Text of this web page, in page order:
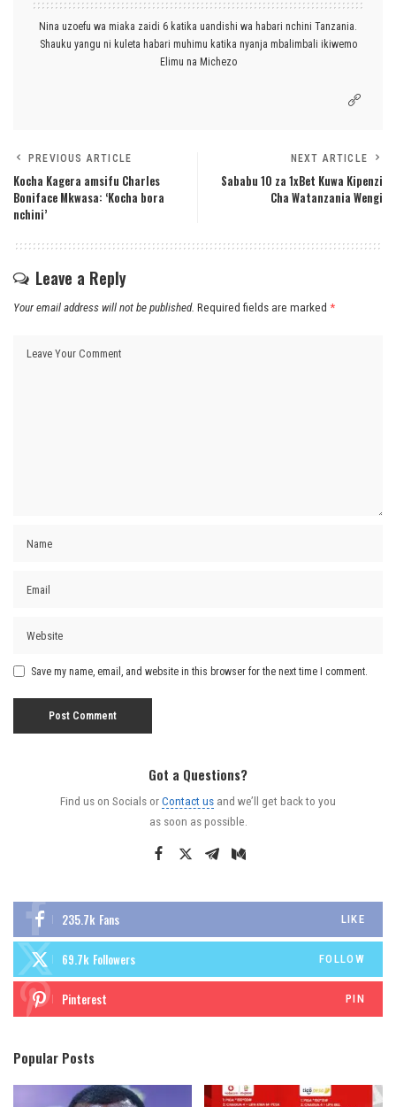
Nina uzoefu wa miaka zaidi 6 katika uandishi wa habari nchini Tanzania.
Shauku yangu ni kuleta habari muhimu katika nyanja mbalimbali ikiwemo
Elimu na Michezo
PREVIOUS ARTICLE
Kocha Kagera amsifu Charles
Boniface Mkwasa: ‘Kocha bora
nchini’
NEXT ARTICLE
Sababu 10 za 1xBet Kuwa Kipenzi
Cha Watanzania Wengi
Leave a Reply
Your email address will not be published. Required fields are marked *
Save my name, email, and website in this browser for the next time I comment.
Got a Questions?
Find us on Socials orContact us and we’ll get back to you
as soon as possible.
235.7k Fans LIKE
69.7k Followers FOLLOW
Pinterest PIN
Popular Posts